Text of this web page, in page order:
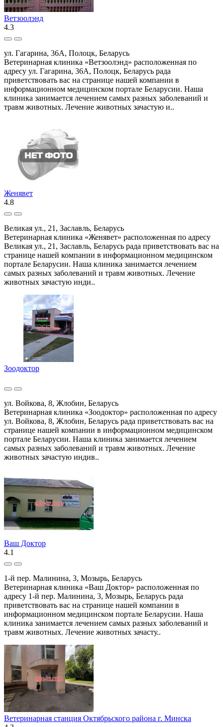
Ветзоолэнд
4.3
ул. Гагарина, 36А, Полоцк, Беларусь
Ветеринарная клиника «Ветзоолэнд» расположенная по
адресу ул. Гагарина, 36А, Полоцк, Беларусь рада
приветствовать вас на странице нашей компании в
информационном медицинском портале Беларусии. Наша
клиника занимается лечением самых разных заболеваний и
травм животных. Лечение животных зачастую и..
Женявет
4.8
Великая ул., 21, Заславль, Беларусь
Ветеринарная клиника «Женявет» расположенная по адресу
Великая ул., 21, Заславль, Беларусь рада приветствовать вас на
странице нашей компании в информационном медицинском
портале Беларусии. Наша клиника занимается лечением
самых разных заболеваний и травм животных. Лечение
животных зачастую инди..
Зоодоктор
ул. Войкова, 8, Жлобин, Беларусь
Ветеринарная клиника «Зоодоктор» расположенная по адресу
ул. Войкова, 8, Жлобин, Беларусь рада приветствовать вас на
странице нашей компании в информационном медицинском
портале Беларусии. Наша клиника занимается лечением
самых разных заболеваний и травм животных. Лечение
животных зачастую индив..
Ваш Доктор
4.1
1-й пер. Малинина, 3, Мозырь, Беларусь
Ветеринарная клиника «Ваш Доктор» расположенная по
адресу 1-й пер. Малинина, 3, Мозырь, Беларусь рада
приветствовать вас на странице нашей компании в
информационном медицинском портале Беларусии. Наша
клиника занимается лечением самых разных заболеваний и
травм животных. Лечение животных зачасту..
Ветеринарная станция Октябрьского района г. Минска